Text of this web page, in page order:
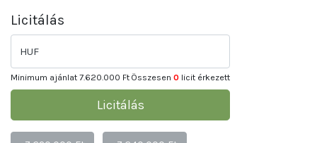
Licitálás
HUF
Minimum ajánlat 7.620.000 Ft Összesen 0 licit érkezett
Licitálás